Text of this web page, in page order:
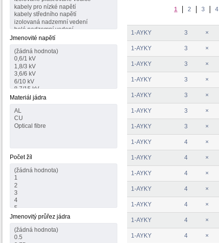
Jmenovité napětí
Materiál jádra
Počet žíl
Jmenovitý průřez jádra
1 2 3 4
1-AYKY 3 ×
1-AYKY 3 ×
1-AYKY 3 ×
1-AYKY 3 ×
1-AYKY 3 ×
1-AYKY 3 ×
1-AYKY 3 ×
1-AYKY 4 ×
1-AYKY 4 ×
1-AYKY 4 ×
1-AYKY 4 ×
1-AYKY 4 ×
1-AYKY 4 ×
1-AYKY 4 ×